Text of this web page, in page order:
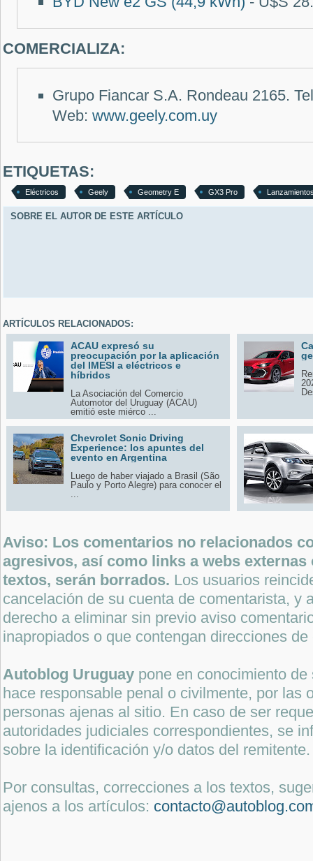
COMERCIALIZA:
Grupo Fiancar S.A. Rondeau 2165.
Web: www.geely.com.uy
ETIQUETAS:
Eléctricos Geely Geometry E GX3 Pro
SOBRE EL AUTOR DE ESTE ARTÍCULO
ARTÍCULOS RELACIONADOS:
ACAU expresó su
preocupación por la aplicación
del IMESI a eléctricos e
híbridos
La Asociación del Comercio
Automotor del Uruguay (ACAU)
emitió este miérco ...
Chevrolet Sonic Driving
Experience: los apuntes del
evento en Argentina
Luego de haber viajado a Brasil (São
Paulo y Porto Alegre) para conocer el
Aviso: Los comentarios no relacionados
agresivos, así como links a webs
textos, serán borrados. Los usuarios
cancelación de su cuenta de comentarista, y
derecho a eliminar sin previo aviso
inapropiados o que contengan direcciones
Autoblog Uruguay pone en conocimiento
hace responsable penal o civilmente, por las
personas ajenas al sitio. En caso de ser
autoridades judiciales correspondientes, se
sobre la identificación y/o datos del remitente.
Por consultas, correcciones a los textos,
ajenos a los artículos: